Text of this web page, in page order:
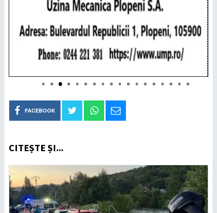
FACEBOOK
CITEȘTE ȘI...